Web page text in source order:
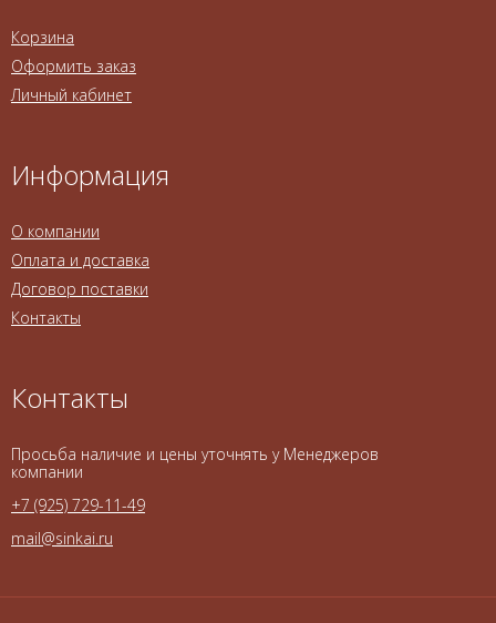
Корзина
Оформить заказ
Личный кабинет
Информация
О компании
Оплата и доставка
Договор поставки
Контакты
Контакты
Просьба наличие и цены уточнять у Менеджеров
компании
+7 (925) 729-11-49
mail@sinkai.ru